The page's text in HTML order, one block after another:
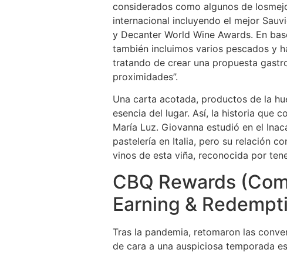
considerados como algunos de
internacional incluyendo el mejor
y Decanter World Wine Awards. En
también incluimos varios pescados y
tratando de crear una propuesta
proximidades”.
Una carta acotada, productos de la
esencia del lugar. Así, la historia que
María Luz. Giovanna estudió en el
pastelería en Italia, pero su relación
vinos de esta viña, reconocida por
CBQ Rewards
Earning &
Tras la pandemia, retomaron las
de cara a una auspiciosa temporada